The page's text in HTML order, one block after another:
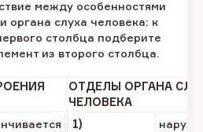
между особенностями
органа слуха человека: к
столбца подберите
из второго столбца.
ОТДЕЛЫ ОРГАНА
ЧЕЛОВЕКА
1)